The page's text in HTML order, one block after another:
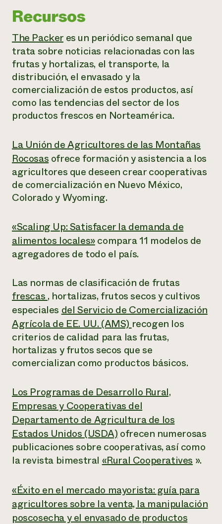
Recursos
The Packer es un periódico semanal que
trata sobre noticias relacionadas con las
frutas y hortalizas, el transporte, la
distribución, el envasado y la
comercialización de estos productos, así
como las tendencias del sector de los
productos frescos en Norteamérica.
La Unión de Agricultores de las Montañas
Rocosasofrece formación y asistencia a los
agricultores que deseen crear cooperativas
de comercialización en Nuevo México,
Colorado y Wyoming.
«Scaling Up: Satisfacer la demanda de
alimentos locales»compara 11 modelos de
agregadores de todo el país.
Las normas de clasificación de frutas
frescas, hortalizas, frutos secos y cultivos
especialesdel Servicio de Comercialización
Agrícola de EE. UU. (AMS)recogen los
criterios de calidad para las frutas,
hortalizas y frutos secos que se
comercializan como productos básicos.
Los Programas de Desarrollo Rural,
Empresas y Cooperativas del
Departamento de Agricultura de los
Estados Unidos (USDA)ofrecen numerosas
publicaciones sobre cooperativas, así como
la revista bimestral«Rural Cooperatives ».
«Éxito en el mercado mayorista: guía para
agricultores sobre la venta, la manipulación
poscosecha y el envasado de productos